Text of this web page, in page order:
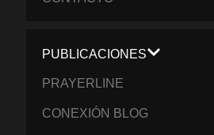
PUBLICACIONES
PRAYERLINE
CONEXIÓN BLOG